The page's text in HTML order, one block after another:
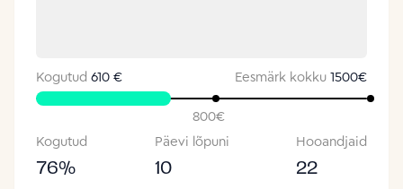
Kogutud 610 € Eesmärk kokku 1500€
800€
Kogutud
76%
Päevi lõpuni
10
Hooandjaid
22